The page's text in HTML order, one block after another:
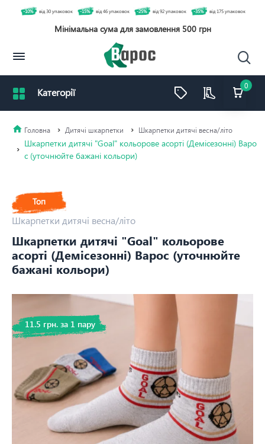
0
-10% від 30 упаковок -15% від 46 упаковок -25% від 92 упаковок -35% від 175 упаковок
Мінімальна сума для замовлення 500 грн
Дитячі шкарпетки Шкарпетки дитячі весна/літо
Шкарпетки дитячі "Goal" кольорове асорті (Демісезонні) Варо
с (уточнюйте бажані кольори)
Топ
Шкарпетки дитячі весна/літо
Шкарпетки дитячі "Goal" кольорове
асорті (Демісезонні) Варос (уточнюйте
бажані кольори)
11.5 грн. за 1 пару